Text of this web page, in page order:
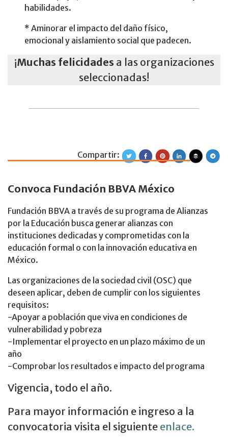
habilidades.
* Aminorar el impacto del daño físico,
emocional y aislamiento social que padecen.
¡Muchas felicidades a las organizaciones
seleccionadas!
Programa
Compartir:
Convoca Fundación BBVA México
Fundación BBVA a través de su programa de Alianzas
por la Educación busca generar alianzas con
instituciones dedicadas y comprometidas con la
educación formal o con la innovación educativa en
México.
Las organizaciones de la sociedad civil (OSC) que
deseen aplicar, deben de cumplir con los siguientes
requisitos:
-Apoyar a población que viva en condiciones de
vulnerabilidad y pobreza
-Implementar el proyecto en un plazo máximo de un
año
-Comprobar los resultados e impacto del programa
Vigencia, todo el año.
Para mayor información e ingreso a la
convocatoria visita el siguiente enlace.